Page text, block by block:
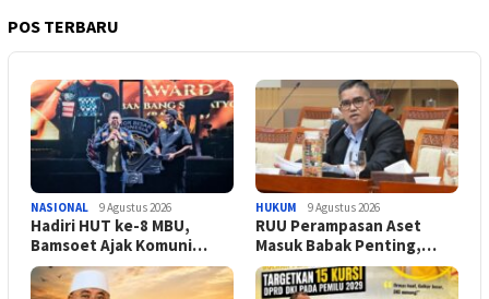
POS TERBARU
NASIONAL 9 Agustus 2026
Hadiri HUT ke-8 MBU,
Bamsoet Ajak Komuni…
HUKUM 9 Agustus 2026
RUU Perampasan Aset
Masuk Babak Penting,…